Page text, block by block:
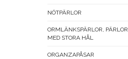
NÖTPÄRLOR
ORMLÄNKSPÄRLOR, PÄRLOR
MED STORA HÅL
ORGANZAPÅSAR